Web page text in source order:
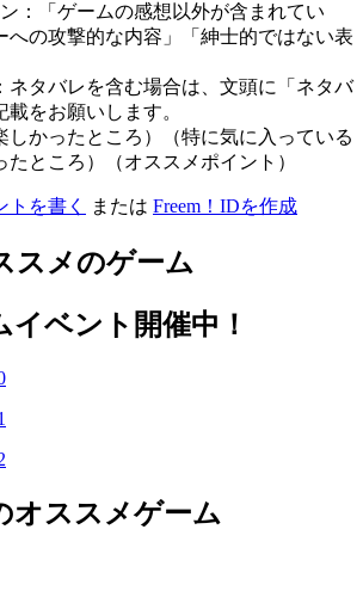
：「ゲームの感想以外が含まれてい
への攻撃的な内容」「紳士的ではない表
ネタバレを含む場合は、文頭に「ネタバ
をお願いします。
しかったところ）（特に気に入っている
たところ）（オススメポイント）
トを書く または Freem！IDを作成
スメのゲーム
イベント開催中！
オススメゲーム